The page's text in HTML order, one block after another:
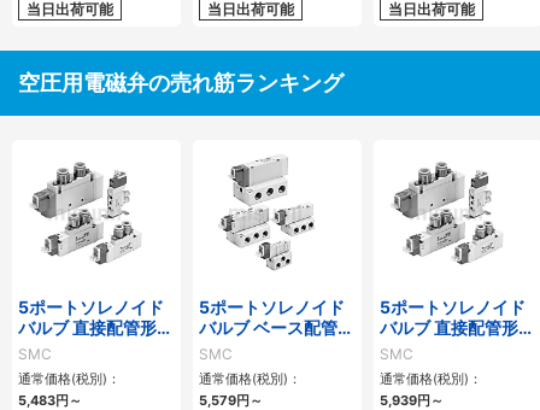
当日出荷可能 当日出荷可能 当日出荷可能
空圧用電磁弁の売れ筋ランキング
5ポートソレノイド
バルブ 直接配管形
単体 SY3000シリ
ーズ
SMC
通常価格(税別)：
5,483円～
5ポートソレノイド
バルブ ベース配管形
単体 SY3000・
5000・7000・
9000シリーズ
SMC
通常価格(税別)：
5,579円～
5ポートソレノイド
バルブ 直接配管形
単体 SY5000シリ
ーズ
SMC
通常価格(税別)：
5,939円～